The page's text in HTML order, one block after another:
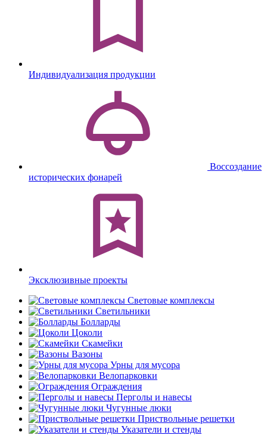
Индивидуализация продукции
Воссоздание
исторических фонарей
Эксклюзивные проекты
Световые комплексы
Светильники
Болларды
Цоколи
Скамейки
Вазоны
Урны для мусора
Велопарковки
Ограждения
Перголы и навесы
Чугунные люки
Приствольные решетки
Указатели и стенды